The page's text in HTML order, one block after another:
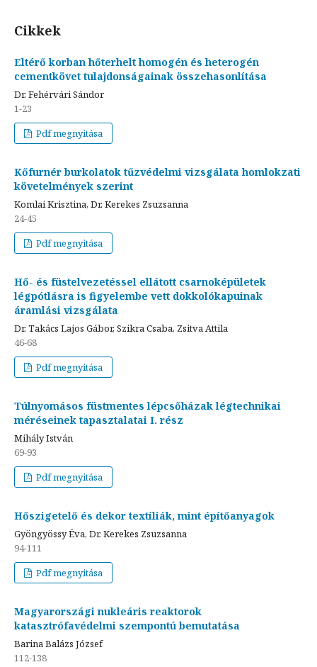
Cikkek
Eltérő korban hőterhelt homogén és heterogén
cementkövet tulajdonságainak összehasonlítása
Dr. Fehérvári Sándor
1-23
Pdf megnyitása
Kőfurnér burkolatok tűzvédelmi vizsgálata homlokzati
követelmények szerint
Komlai Krisztina, Dr. Kerekes Zsuzsanna
24-45
Pdf megnyitása
Hő- és füstelvezetéssel ellátott csarnoképületek
légpótlásra is figyelembe vett dokkolókapuinak
áramlási vizsgálata
Dr. Takács Lajos Gábor, Szikra Csaba, Zsitva Attila
46-68
Pdf megnyitása
Túlnyomásos füstmentes lépcsőházak légtechnikai
méréseinek tapasztalatai I. rész
Mihály István
69-93
Pdf megnyitása
Hőszigetelő és dekor textíliák, mint építőanyagok
Gyöngyössy Éva, Dr. Kerekes Zsuzsanna
94-111
Pdf megnyitása
Magyarországi nukleáris reaktorok
katasztrófavédelmi szempontú bemutatása
Barina Balázs József
112-138